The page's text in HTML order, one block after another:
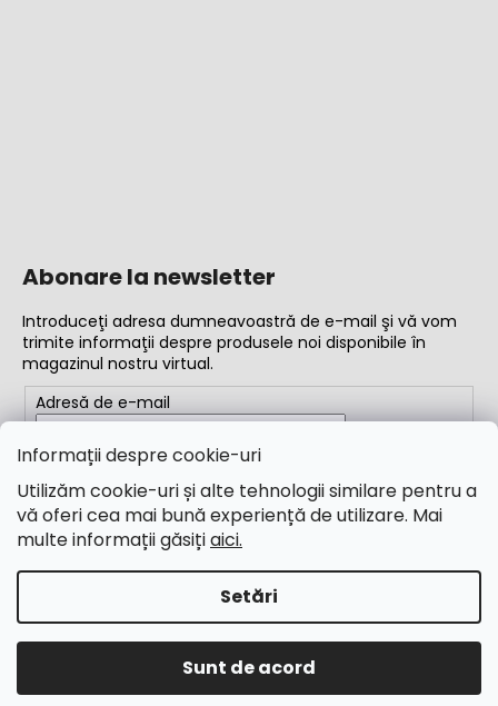
Informații despre cookie-uri
Utilizăm cookie-uri și alte tehnologii similare pentru a
vă oferi cea mai bună experiență de utilizare. Mai
multe informații găsițiaici.
Setări
Sunt de acord
Abonare la newsletter
Introduceţi adresa dumneavoastră de e-mail şi vă vom
trimite informaţii despre produsele noi disponibile în
magazinul nostru virtual.
Adresă de e-mail
Completând adresa de e-mail, acceptați
condițiile
ABONARE
Drepturi de autor 2026M&B Calibr. Toate drepturile
rezervate.